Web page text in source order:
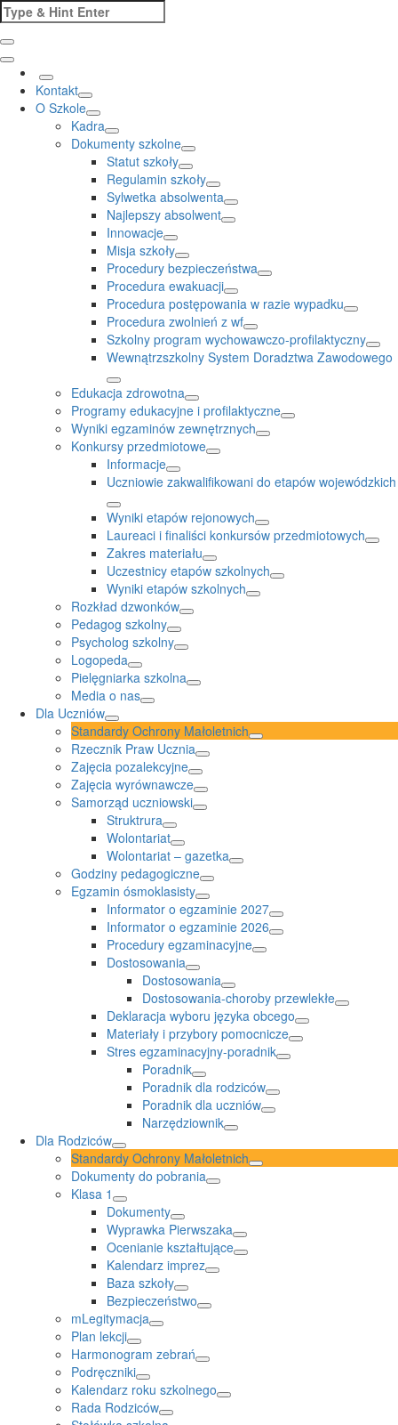
Skip
to
content
Search
for:
Kontakt
O Szkole
Kadra
Dokumenty szkolne
Statut szkoły
Regulamin szkoły
Sylwetka absolwenta
Najlepszy absolwent
Innowacje
Misja szkoły
Procedury bezpieczeństwa
Procedura ewakuacji
Procedura postępowania w razie wypadku
Procedura zwolnień z wf
Szkolny program wychowawczo-profilaktyczny
Wewnątrzszkolny System Doradztwa Zawodowego
Edukacja zdrowotna
Programy edukacyjne i profilaktyczne
Wyniki egzaminów zewnętrznych
Konkursy przedmiotowe
Informacje
Uczniowie zakwalifikowani do etapów wojewódzkich
Wyniki etapów rejonowych
Laureaci i finaliści konkursów przedmiotowych
Zakres materiału
Uczestnicy etapów szkolnych
Wyniki etapów szkolnych
Rozkład dzwonków
Pedagog szkolny
Psycholog szkolny
Logopeda
Pielęgniarka szkolna
Media o nas
Dla Uczniów
Standardy Ochrony Małoletnich
Rzecznik Praw Ucznia
Zajęcia pozalekcyjne
Zajęcia wyrównawcze
Samorząd uczniowski
Struktrura
Wolontariat
Wolontariat – gazetka
Godziny pedagogiczne
Egzamin ósmoklasisty
Informator o egzaminie 2027
Informator o egzaminie 2026
Procedury egzaminacyjne
Dostosowania
Dostosowania
Dostosowania-choroby przewlekłe
Deklaracja wyboru języka obcego
Materiały i przybory pomocnicze
Stres egzaminacyjny-poradnik
Poradnik
Poradnik dla rodziców
Poradnik dla uczniów
Narzędziownik
Dla Rodziców
Standardy Ochrony Małoletnich
Dokumenty do pobrania
Klasa 1
Dokumenty
Wyprawka Pierwszaka
Ocenianie kształtujące
Kalendarz imprez
Baza szkoły
Bezpieczeństwo
mLegitymacja
Plan lekcji
Harmonogram zebrań
Podręczniki
Kalendarz roku szkolnego
Rada Rodziców